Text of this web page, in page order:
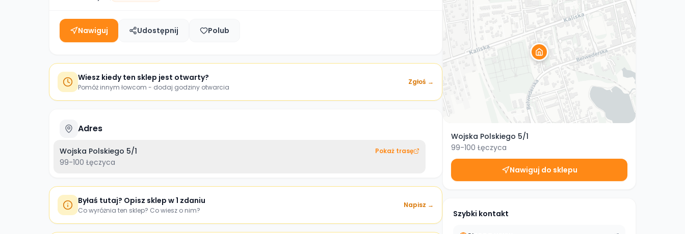
Nawiguj Udostępnij Polub
Wiesz kiedy ten sklep jest otwarty?
Pomóż innym łowcom - dodaj godziny otwarcia
Zgłoś →
Adres
Wojska Polskiego 5/1
99-100 Łęczyca
Pokaż trasę
Byłaś tutaj? Opisz sklep w 1 zdaniu
Co wyróżnia ten sklep? Co wiesz o nim?
Napisz →
Wojska Polskiego 5/1
99-100 Łęczyca
Nawiguj do sklepu
Szybki kontakt